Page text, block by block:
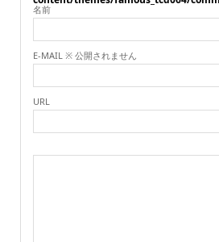
名前
E-MAIL ※ 公開されません
URL